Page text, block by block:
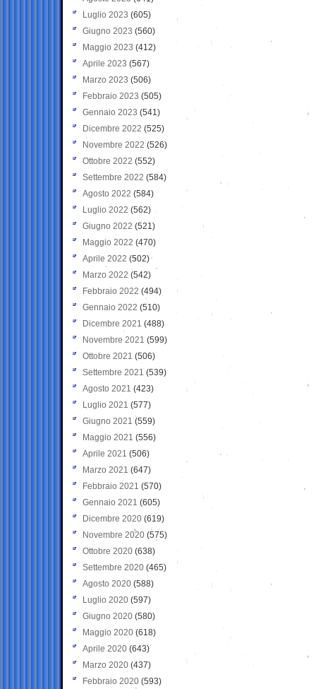
Luglio 2023 (605)
Giugno 2023 (560)
Maggio 2023 (412)
Aprile 2023 (567)
Marzo 2023 (506)
Febbraio 2023 (505)
Gennaio 2023 (541)
Dicembre 2022 (525)
Novembre 2022 (526)
Ottobre 2022 (552)
Settembre 2022 (584)
Agosto 2022 (584)
Luglio 2022 (562)
Giugno 2022 (521)
Maggio 2022 (470)
Aprile 2022 (502)
Marzo 2022 (542)
Febbraio 2022 (494)
Gennaio 2022 (510)
Dicembre 2021 (488)
Novembre 2021 (599)
Ottobre 2021 (506)
Settembre 2021 (539)
Agosto 2021 (423)
Luglio 2021 (577)
Giugno 2021(559)
Maggio 2021 (556)
Aprile 2021 (506)
Marzo 2021 (647)
Febbraio 2021 (570)
Gennaio 2021 (605)
Dicembre 2020 (619)
Novembre 2020 (575)
Ottobre 2020 (638)
Settembre 2020(465)
Agosto 2020 (588)
Luglio 2020 (597)
Giugno 2020 (580)
Maggio 2020 (618)
Aprile 2020 (643)
Marzo 2020 (437)
Febbraio 2020 (593)